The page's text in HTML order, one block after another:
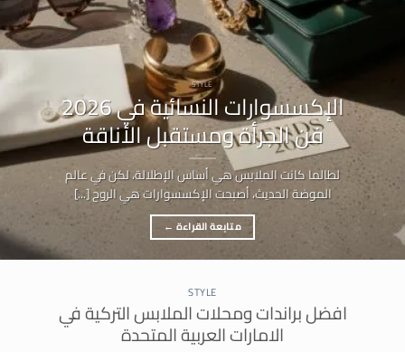
STYLE
الإكسسوارات النسائية في 2026
فن الجرأة ومستقبل الأناقة
لطالما كانت الملابس هي أساس الإطلالة، لكن في عالم
الموضة الحديث، أصبحت الإكسسوارات هي الروح [...]
متابعة القراءة ←
STYLE
افضل براندات ومحلات الملابس التركية في
الامارات العربية المتحدة